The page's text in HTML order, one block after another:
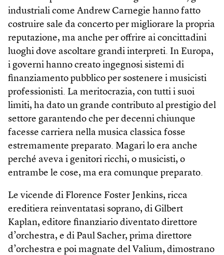
industriali come Andrew Carnegie hanno fatto
costruire sale da concerto per migliorare la propria
reputazione, ma anche per offrire ai concittadini
luoghi dove ascoltare grandi interpreti. In Europa,
i governi hanno creato ingegnosi sistemi di
finanziamento pubblico per sostenere i musicisti
professionisti. La meritocrazia, con tutti i suoi
limiti, ha dato un grande contributo al prestigio del
settore garantendo che per decenni chiunque
facesse carriera nella musica classica fosse
estremamente preparato. Magari lo era anche
perché aveva i genitori ricchi, o musicisti, o
entrambe le cose, ma era comunque preparato.
Le vicende di Florence Foster Jenkins, ricca
ereditiera reinventatasi soprano, di Gilbert
Kaplan, editore finanziario diventato direttore
d’orchestra, e di Paul Sacher, prima direttore
d’orchestra e poi magnate del Valium, dimostrano